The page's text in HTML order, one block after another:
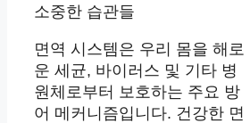
소중한 습관들
면역 시스템은 우리 몸을 해로
운 세균, 바이러스 및 기타 병
원체로부터 보호하는 주요 방
어 메커니즘입니다. 건강한 면